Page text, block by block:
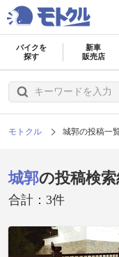
バイクを
探す
新車
販売店
モトクル 城郭の投稿一
城郭の投稿検
合計：3件